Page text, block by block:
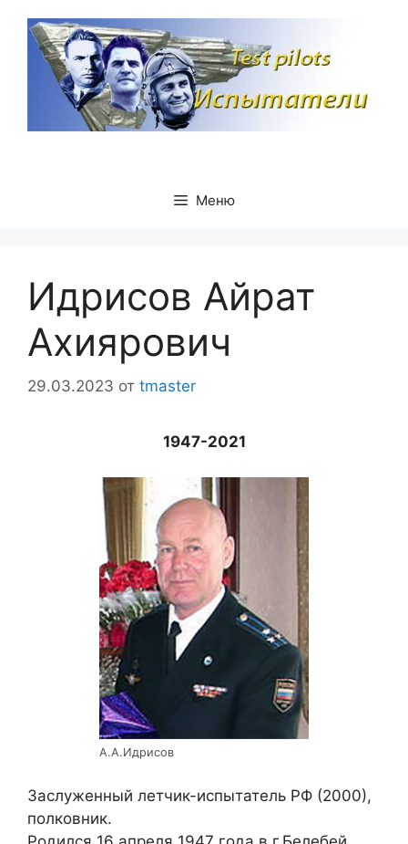
содержимому
Меню
Идрисов Айрат
Ахиярович
29.03.2023 от tmaster
1947-2021
А.А.Идрисов
Заслуженный летчик-испытатель РФ (2000),
полковник.